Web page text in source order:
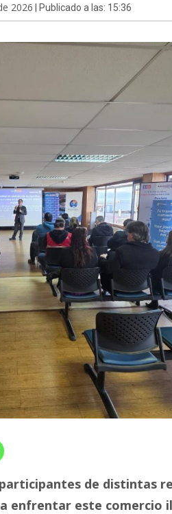
2026 | Publicado a las: 15:36
de distintas
enfrentar este comercio